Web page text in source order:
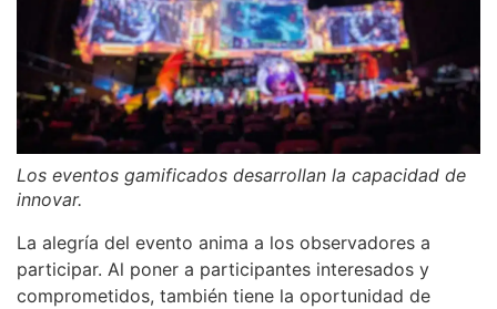
Los eventos gamificados desarrollan la capacidad de
innovar.
La alegría del evento anima a los observadores a
participar. Al poner a participantes interesados ​​y
comprometidos, también tiene la oportunidad de